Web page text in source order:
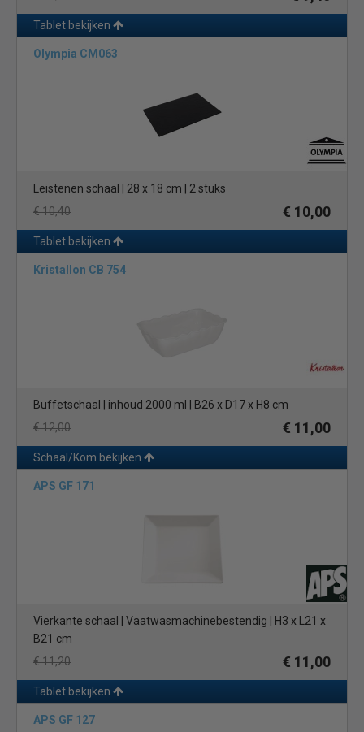
Tablet bekijken
Olympia CM063
Leistenen schaal | 28 x 18 cm | 2 stuks
€ 10,40
€ 10,00
Tablet bekijken
Kristallon CB 754
Buffetschaal | inhoud 2000 ml | B26 x D17 x H8 cm
€ 12,00
€ 11,00
Schaal/Kom bekijken
APS GF 171
Vierkante schaal | Vaatwasmachinebestendig | H3 x L21 x
B21 cm
€ 11,20
€ 11,00
Tablet bekijken
APS GF 127